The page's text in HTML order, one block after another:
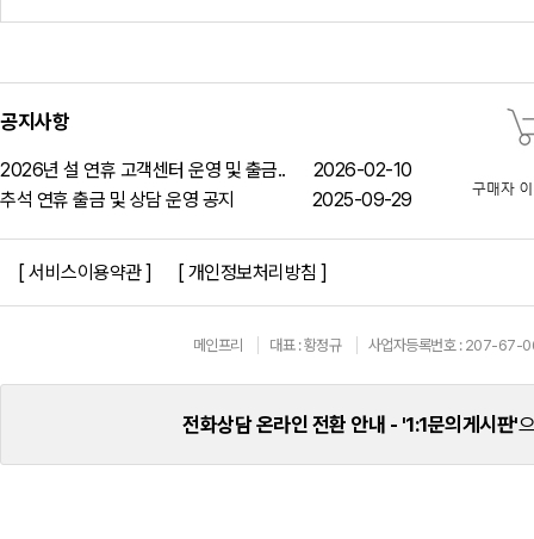
공지사항
2026년 설 연휴 고객센터 운영 및 출금..
2026-02-10
추석 연휴 출금 및 상담 운영 공지
2025-09-29
[ 서비스이용약관 ] [ 개인정보처리방침 ]
메인프리 대표 : 황정규 사업자등록번호 : 207-67-
전화상담 온라인 전환 안내 - '1:1문의게시판'